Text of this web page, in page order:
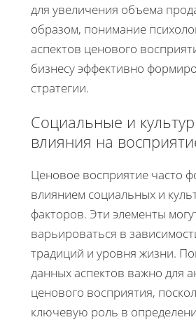
для увеличения объема
образом, понимание
аспектов ценового
бизнесу эффективно
стратегии.
Социальные и
влияния на
Ценовое восприятие часто
влиянием социальных и
факторов. Эти элементы
варьироваться в
традиций и уровня жизни.
данных аспектов важно для
ценового восприятия,
ключевую роль в